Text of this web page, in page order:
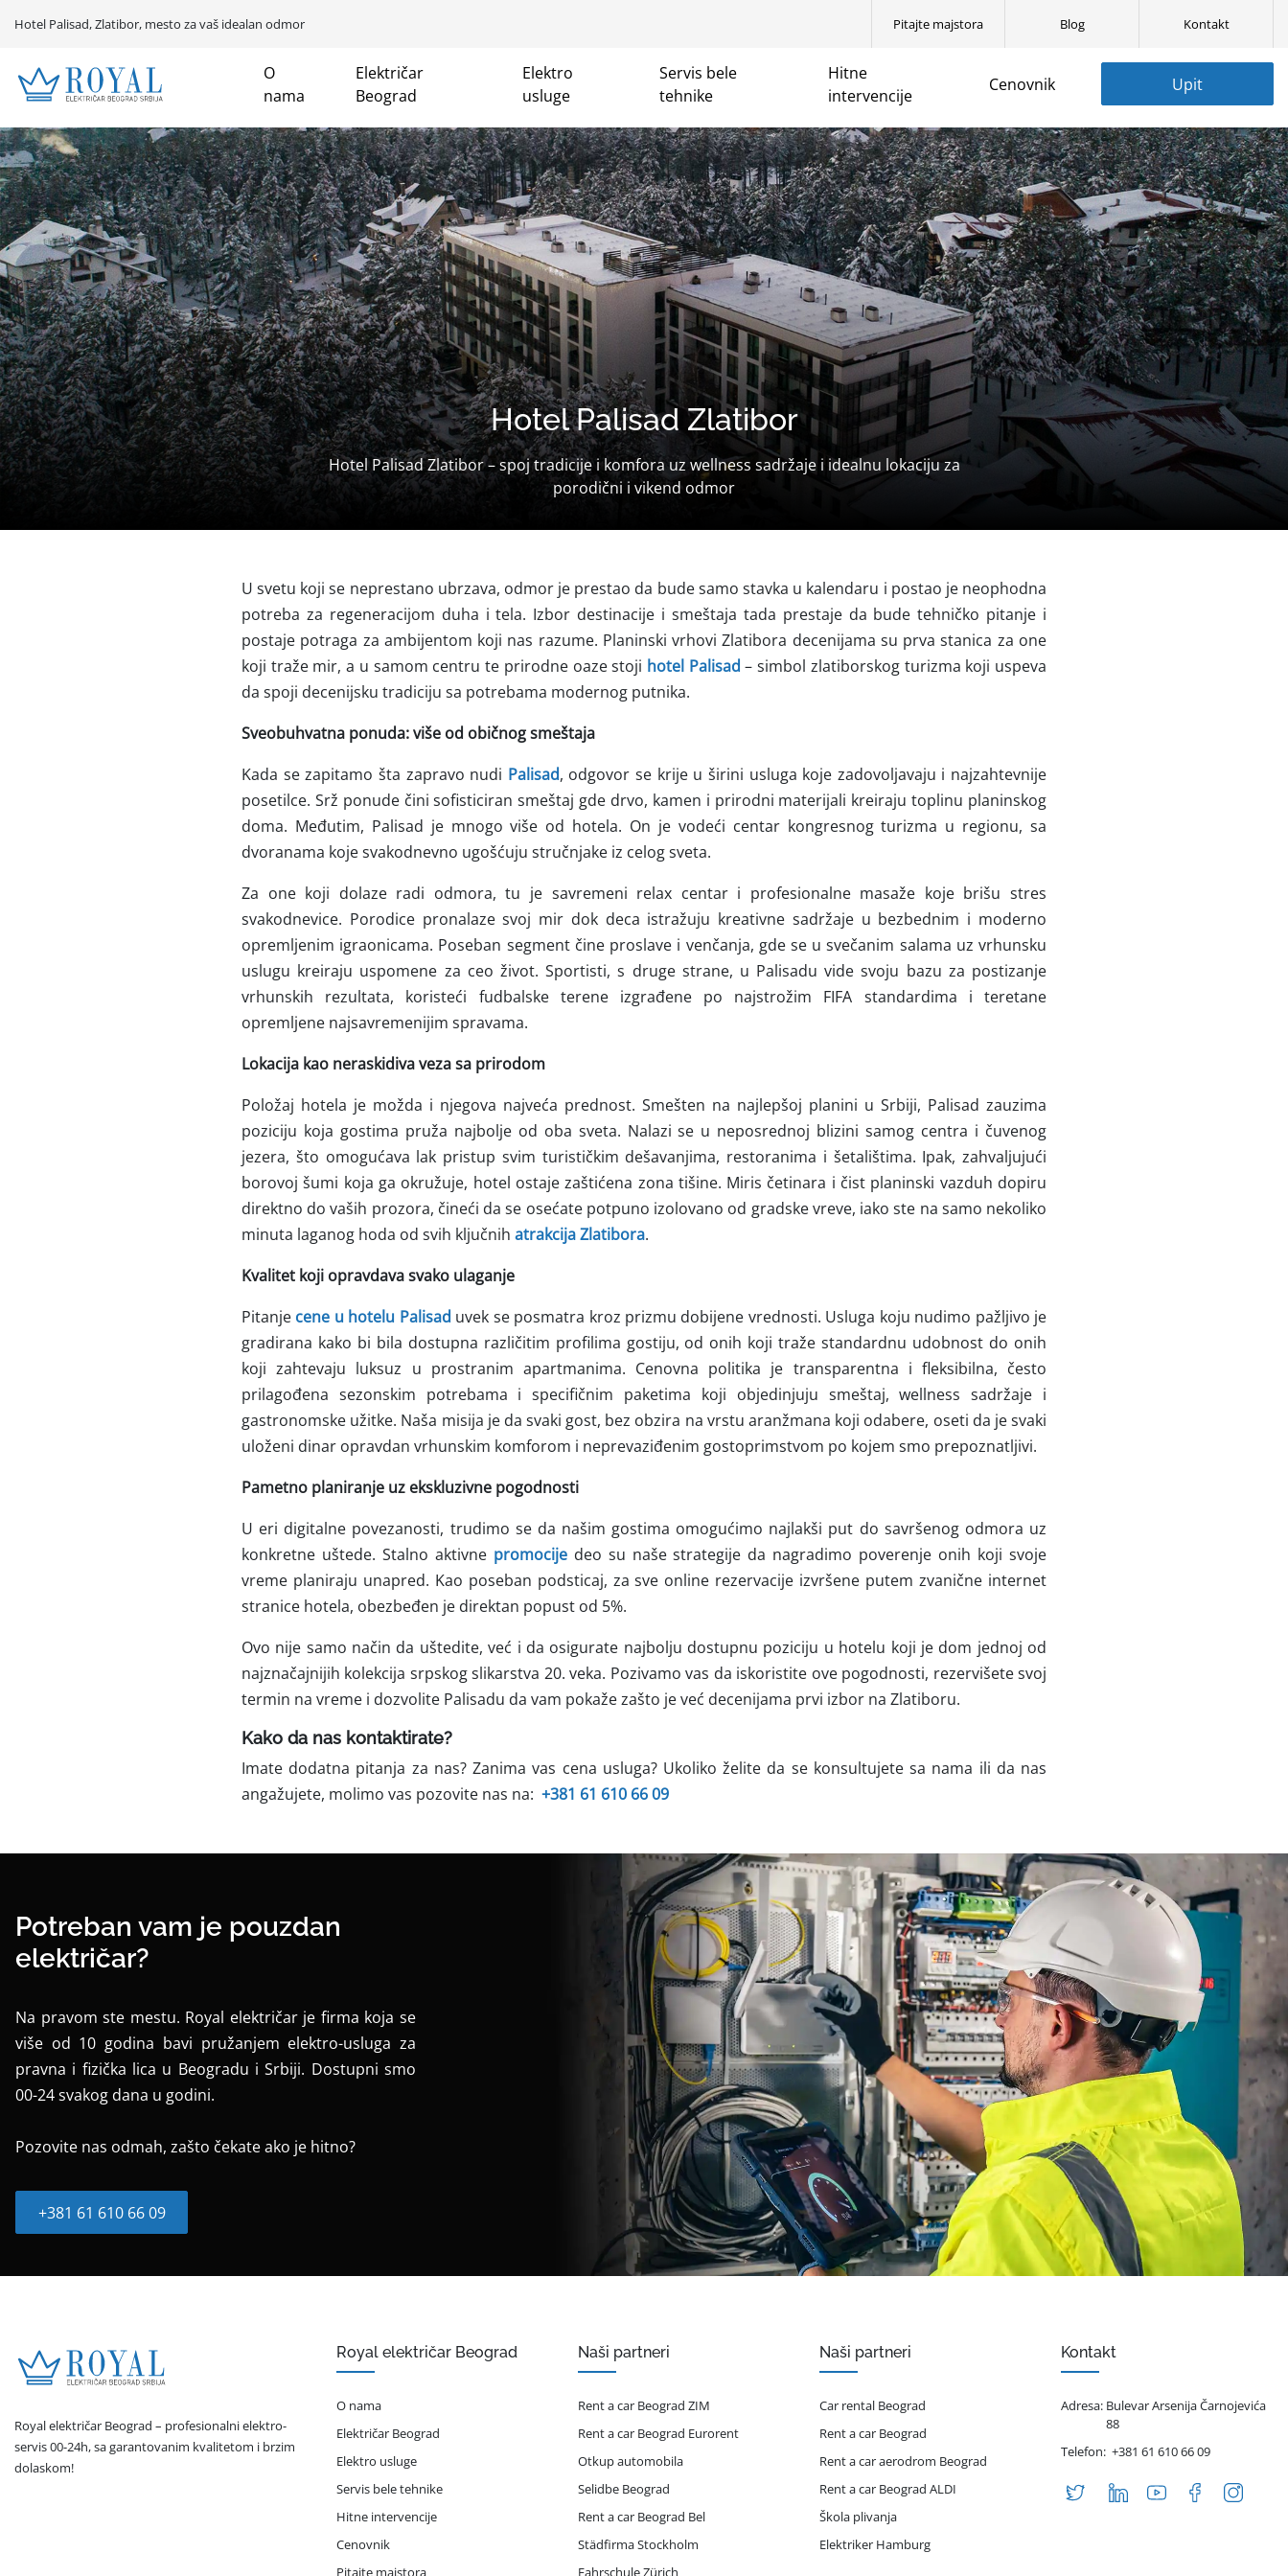
Hotel Palisad, Zlatibor, mesto za vaš idealan odmor Pitajte majstora Blog Kontakt
O
nama
Električar
Beograd
Elektro
usluge
Servis bele
tehnike
Hitne
intervencije
Cenovnik Upit
Hotel Palisad Zlatibor
Hotel Palisad Zlatibor – spoj tradicije i komfora uz wellness sadržaje i idealnu lokaciju za
porodični i vikend odmor
U svetu koji se neprestano ubrzava, odmor je prestao da bude samo stavka u kalendaru i postao je neophodna
potreba za regeneracijom duha i tela. Izbor destinacije i smeštaja tada prestaje da bude tehničko pitanje i
postaje potraga za ambijentom koji nas razume. Planinski vrhovi Zlatibora decenijama su prva stanica za one
koji traže mir, a u samom centru te prirodne oaze stoji hotel Palisad – simbol zlatiborskog turizma koji uspeva
da spoji decenijsku tradiciju sa potrebama modernog putnika.
Sveobuhvatna ponuda: više od običnog smeštaja
Kada se zapitamo šta zapravo nudi Palisad, odgovor se krije u širini usluga koje zadovoljavaju i najzahtevnije
posetilce. Srž ponude čini sofisticiran smeštaj gde drvo, kamen i prirodni materijali kreiraju toplinu planinskog
doma. Međutim, Palisad je mnogo više od hotela. On je vodeći centar kongresnog turizma u regionu, sa
dvoranama koje svakodnevno ugošćuju stručnjake iz celog sveta.
Za one koji dolaze radi odmora, tu je savremeni relax centar i profesionalne masaže koje brišu stres
svakodnevice. Porodice pronalaze svoj mir dok deca istražuju kreativne sadržaje u bezbednim i moderno
opremljenim igraonicama. Poseban segment čine proslave i venčanja, gde se u svečanim salama uz vrhunsku
uslugu kreiraju uspomene za ceo život. Sportisti, s druge strane, u Palisadu vide svoju bazu za postizanje
vrhunskih rezultata, koristeći fudbalske terene izgrađene po najstrožim FIFA standardima i teretane
opremljene najsavremenijim spravama.
Lokacija kao neraskidiva veza sa prirodom
Položaj hotela je možda i njegova najveća prednost. Smešten na najlepšoj planini u Srbiji, Palisad zauzima
poziciju koja gostima pruža najbolje od oba sveta. Nalazi se u neposrednoj blizini samog centra i čuvenog
jezera, što omogućava lak pristup svim turističkim dešavanjima, restoranima i šetalištima. Ipak, zahvaljujući
borovoj šumi koja ga okružuje, hotel ostaje zaštićena zona tišine. Miris četinara i čist planinski vazduh dopiru
direktno do vaših prozora, čineći da se osećate potpuno izolovano od gradske vreve, iako ste na samo nekoliko
minuta laganog hoda od svih ključnih atrakcija Zlatibora.
Kvalitet koji opravdava svako ulaganje
Pitanje cene u hotelu Palisad uvek se posmatra kroz prizmu dobijene vrednosti. Usluga koju nudimo pažljivo je
gradirana kako bi bila dostupna različitim profilima gostiju, od onih koji traže standardnu udobnost do onih
koji zahtevaju luksuz u prostranim apartmanima. Cenovna politika je transparentna i fleksibilna, često
prilagođena sezonskim potrebama i specifičnim paketima koji objedinjuju smeštaj, wellness sadržaje i
gastronomske užitke. Naša misija je da svaki gost, bez obzira na vrstu aranžmana koji odabere, oseti da je svaki
uloženi dinar opravdan vrhunskim komforom i neprevaziđenim gostoprimstvom po kojem smo prepoznatljivi.
Pametno planiranje uz ekskluzivne pogodnosti
U eri digitalne povezanosti, trudimo se da našim gostima omogućimo najlakši put do savršenog odmora uz
konkretne uštede. Stalno aktivne promocijedeo su naše strategije da nagradimo poverenje onih koji svoje
vreme planiraju unapred. Kao poseban podsticaj, za sve online rezervacije izvršene putem zvanične internet
stranice hotela, obezbeđen je direktan popust od 5%.
Ovo nije samo način da uštedite, već i da osigurate najbolju dostupnu poziciju u hotelu koji je dom jednoj od
najznačajnijih kolekcija srpskog slikarstva 20. veka. Pozivamo vas da iskoristite ove pogodnosti, rezervišete svoj
termin na vreme i dozvolite Palisadu da vam pokaže zašto je već decenijama prvi izbor na Zlatiboru.
Kako da nas kontaktirate?
Imate dodatna pitanja za nas? Zanima vas cena usluga? Ukoliko želite da se konsultujete sa nama ili da nas
angažujete, molimo vas pozovite nas na: +381 61 610 66 09
Potreban vam je pouzdan
električar?
Na pravom ste mestu. Royal električar je firma koja se
više od 10 godina bavi pružanjem elektro-usluga za
pravna i fizička lica u Beogradu i Srbiji. Dostupni smo
00-24 svakog dana u godini.
Pozovite nas odmah, zašto čekate ako je hitno?
+381 61 610 66 09
Royal električar Beograd – profesionalni elektro-
servis 00-24h, sa garantovanim kvalitetom i brzim
dolaskom!
Royal električar Beograd
O nama
Električar Beograd
Elektro usluge
Servis bele tehnike
Hitne intervencije
Cenovnik
Pitajte majstora
Naši partneri
Rent a car Beograd ZIM
Rent a car Beograd Eurorent
Otkup automobila
Selidbe Beograd
Rent a car Beograd Bel
Städfirma Stockholm
Fahrschule Zürich
Naši partneri
Car rental Beograd
Rent a car Beograd
Rent a car aerodrom Beograd
Rent a car Beograd ALDI
Škola plivanja
Elektriker Hamburg
Kontakt
Adresa: Bulevar Arsenija Čarnojevića
88
Telefon: +381 61 610 66 09